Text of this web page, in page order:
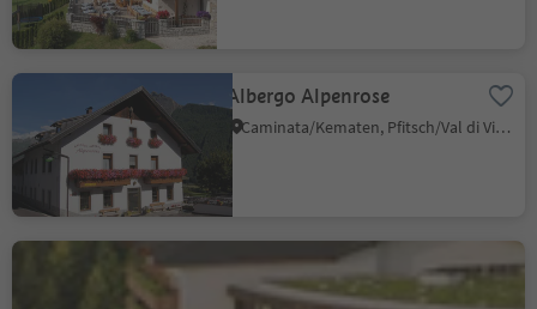
Albergo Alpenrose
Caminata/Kematen, Pfitsch/Val di Vizze, Sterzing/Vipiteno and environs
Ganis Resort - Restaurant